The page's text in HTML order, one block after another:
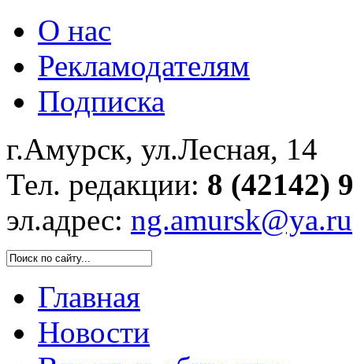
О нас
Рекламодателям
Подписка
г.Амурск, ул.Лесная, 14
Тел. редакции: 8 (42142)
эл.адрес: ng.amursk@ya.ru
Главная
Новости